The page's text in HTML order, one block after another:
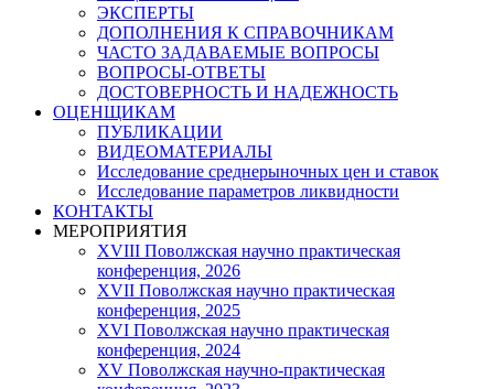
ЭКСПЕРТЫ
ДОПОЛНЕНИЯ К СПРАВОЧНИКАМ
ЧАСТО ЗАДАВАЕМЫЕ ВОПРОСЫ
ВОПРОСЫ-ОТВЕТЫ
ДОСТОВЕРНОСТЬ И НАДЕЖНОСТЬ
ОЦЕНЩИКАМ
ПУБЛИКАЦИИ
ВИДЕОМАТЕРИАЛЫ
Исследование среднерыночных цен и ставок
Исследование параметров ликвидности
КОНТАКТЫ
МЕРОПРИЯТИЯ
XVIII Поволжская научно практическая
конференция, 2026
XVII Поволжская научно практическая
конференция, 2025
XVI Поволжская научно практическая
конференция, 2024
ХV Поволжская научно-практическая